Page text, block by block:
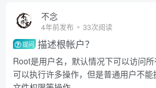
不念
4年前发布 33次阅读
提问 描述根帐户？
Root是用户名，默认情况下可以访问
可以执行许多操作，但是普通用户不